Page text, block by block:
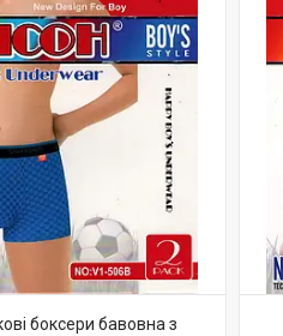
боксери бавовна з